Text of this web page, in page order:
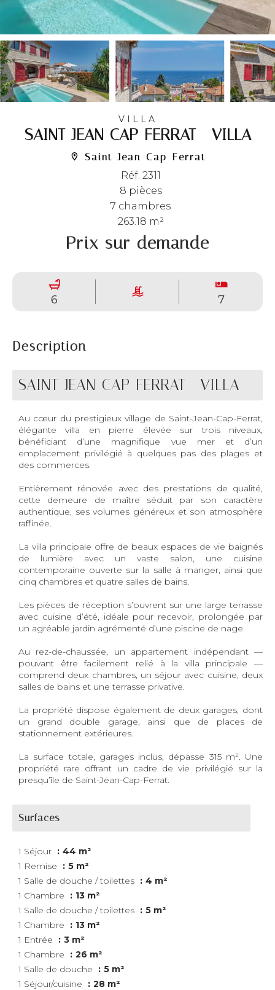
VILLA
SAINT-JEAN-CAP-FERRAT - VILLA
Saint-Jean-Cap-Ferrat
Réf. 2311
8 pièces
7 chambres
263.18 m²
Prix sur demande
6 7
Description
SAINT-JEAN-CAP-FERRAT - VILLA
Au cœur du prestigieux village de Saint-Jean-Cap-Ferrat,
élégante villa en pierre élevée sur trois niveaux,
bénéficiant d’une magnifique vue mer et d’un
emplacement privilégié à quelques pas des plages et
des commerces.
Entièrement rénovée avec des prestations de qualité,
cette demeure de maître séduit par son caractère
authentique, ses volumes généreux et son atmosphère
raffinée.
La villa principale offre de beaux espaces de vie baignés
de lumière avec un vaste salon, une cuisine
contemporaine ouverte sur la salle à manger, ainsi que
cinq chambres et quatre salles de bains.
Les pièces de réception s’ouvrent sur une large terrasse
avec cuisine d’été, idéale pour recevoir, prolongée par
un agréable jardin agrémenté d’une piscine de nage.
Au rez-de-chaussée, un appartement indépendant —
pouvant être facilement relié à la villa principale —
comprend deux chambres, un séjour avec cuisine, deux
salles de bains et une terrasse privative.
La propriété dispose également de deux garages, dont
un grand double garage, ainsi que de places de
stationnement extérieures.
La surface totale, garages inclus, dépasse 315 m². Une
propriété rare offrant un cadre de vie privilégié sur la
presqu’île de Saint-Jean-Cap-Ferrat.
Surfaces
1 Séjour
44 m²
1 Remise
5 m²
1 Salle de douche / toilettes
4 m²
1 Chambre
13 m²
1 Salle de douche / toilettes
5 m²
1 Chambre
13 m²
1 Entrée
3 m²
1 Chambre
26 m²
1 Salle de douche
5 m²
1 Séjour/cuisine
28 m²